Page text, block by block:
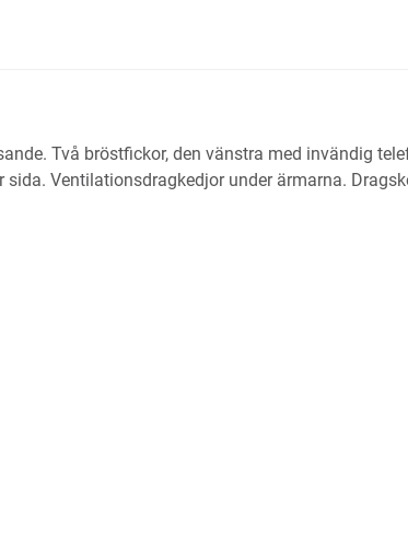
Två bröstfickor, den vänstra med invändig
Ventilationsdragkedjor under ärmarna.